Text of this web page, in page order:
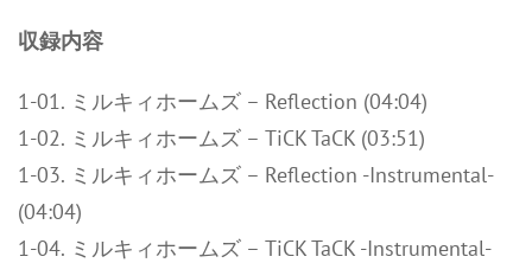
収録内容
1-01. ミルキィホームズ – Reflection (04:04)
1-02. ミルキィホームズ – TiCK TaCK (03:51)
1-03. ミルキィホームズ – Reflection -Instrumental-
(04:04)
1-04. ミルキィホームズ – TiCK TaCK -Instrumental-